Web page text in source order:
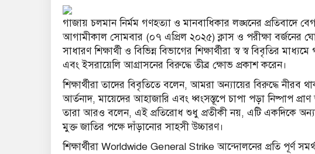
গাজায় চলমান নির্মম গণহত্যা ও মানবাধিকার লঙ্ঘনের প্রতিবাদে
আগামীকাল সোমবার (০৭ এপ্রিল ২০২৫) ক্লাস ও পরীক্ষা বর্জনের
সাধারণ শিক্ষার্থী ও বিভিন্ন বিভাগের শিক্ষার্থীরা স্ব স্ব বিবৃতির
এবং ইসরায়েলি আগ্রাসনের বিরুদ্ধে তীব্র ক্ষোভ প্রকাশ করেন।
শিক্ষার্থীরা তাদের বিবৃতিতে বলেন, আমরা অন্যায়ের বিরুদ্ধে নীরব
আর্তনাদ, মায়েদের আহাজারি এবং ধ্বংসস্তূপে চাপা পড়া নিষ্পাপ
তারা আরও বলেন, এই প্রতিরোধ শুধু প্রতীকী নয়, এটি একদিকে
মুক্ত জাতির পক্ষে দাঁড়ানোর সাহসী উচ্চারণ।
শিক্ষার্থীরা Worldwide General Strike আন্দোলনের প্রতি পূর্ণ